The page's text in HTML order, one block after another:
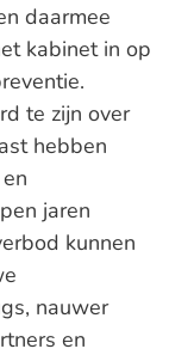
daarmee
kabinet in op
te zijn over
hebben
jaren
kunnen
nauwer
en